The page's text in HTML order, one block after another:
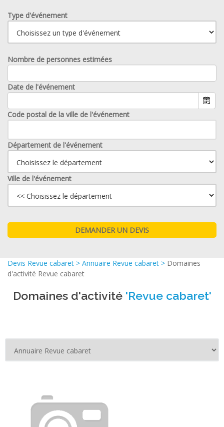
Type d'événement
Nombre de personnes estimées
Date de l'événement
Code postal de la ville de l'événement
Département de l'événement
Ville de l'événement
Devis Revue cabaret > Annuaire Revue cabaret > Domaines
d'activité Revue cabaret
Domaines d'activité 'Revue cabaret'